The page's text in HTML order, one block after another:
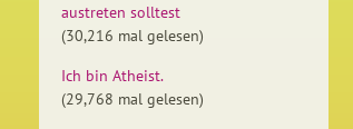
austreten solltest
(30,216 mal gelesen)
Ich bin Atheist.
(29,768 mal gelesen)